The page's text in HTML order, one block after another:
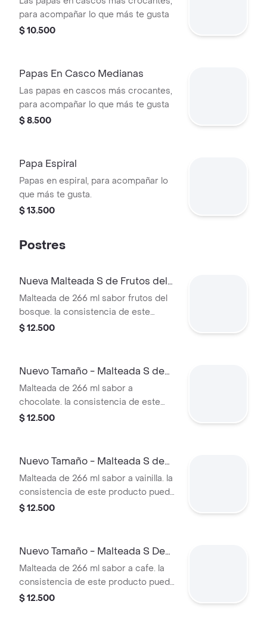
para acompañar lo que más te gusta
$ 10.500
Papas En Casco Medianas
Las papas en cascos más crocantes,
para acompañar lo que más te gusta
$ 8.500
Papa Espiral
Papas en espiral, para acompañar lo
que más te gusta.
$ 13.500
Postres
Nueva Malteada S de Frutos del
Bosque
Malteada de 266 ml sabor frutos del
bosque. la consistencia de este
producto puede variar debido al
$ 12.500
Nuevo Tamaño - Malteada S de
Chocolate
Malteada de 266 ml sabor a
chocolate. la consistencia de este
producto puede variar debido al
$ 12.500
Nuevo Tamaño - Malteada S de
Vainilla
Malteada de 266 ml sabor a vainilla. la
consistencia de este producto puede
variar debido al tiempo de entrega.
$ 12.500
Nuevo Tamaño - Malteada S De
Café
Malteada de 266 ml sabor a cafe. la
consistencia de este producto puede
variar debido al tiempo de entrega
$ 12.500